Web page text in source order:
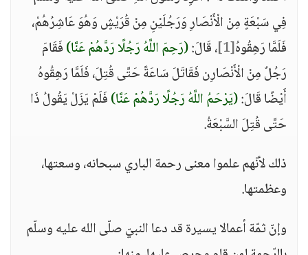
فِي سَبْعَةٍ مِنْ الْأَنْصَارِ وَرَجُلَيْنِ مِنْ قُرَيْشٍ وَهُوَ عَاشِرُهُمْ،
فَلَمَّا رَهِقُوهُ[1] ، قَالَ:(رَحِمَ اللَّهُ رَجُلًا رَدَّهُمْ عَنَّا)فَقَامَ
رَجُلٌ مِنْ الْأَنْصَارِن فَقَاتَلَ سَاعَةً حَتَّى قُتِلَ، فَلَمَّا رَهِقُوهُ
أَيْضًا قَالَ:(يَرْحَمُ اللَّهُ رَجُلًا رَدَّهُمْ عَنَّا)فَلَمْ يَزَلْ يَقُولُ ذَا
حَتَّى قُتِلَ السَّبْعَةُ.
ذلك لأنّهم علموا معنى رحمة الباري سبحانه، وسعتها،
وعظمتها.
وإنّ ثمّة أعمالا يسيرة قد دعا النبيّ صلّى الله عليه وسلّم